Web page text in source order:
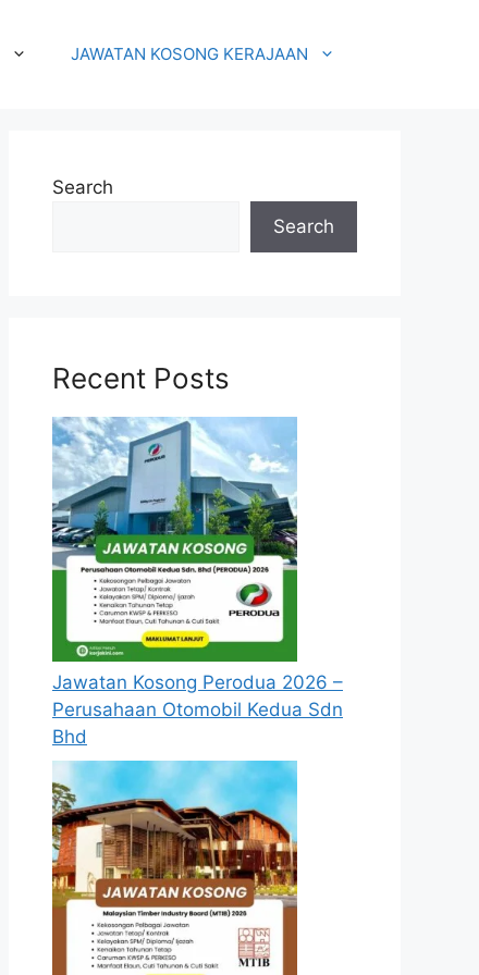
JAWATAN KOSONG KERAJAAN
Search
Search
Recent Posts
Jawatan Kosong Perodua 2026 –
Perusahaan Otomobil Kedua Sdn
Bhd